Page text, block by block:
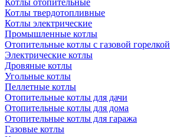
Котлы отопительные
Котлы твердотопливные
Котлы электрические
Промышленные котлы
Отопительные котлы с газовой горелкой
Электрические котлы
Дровяные котлы
Угольные котлы
Пеллетные котлы
Отопительные котлы для дачи
Отопительные котлы для дома
Отопительные котлы для гаража
Газовые котлы